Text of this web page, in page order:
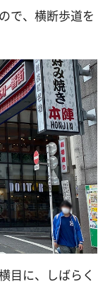
で、横断歩道を
目に、しばらく